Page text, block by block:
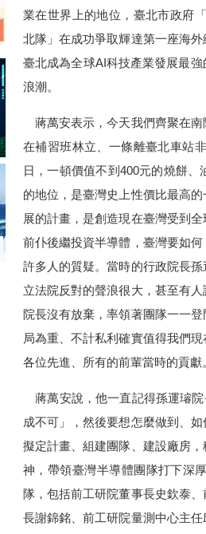
業在世界上的地位，臺北市政府
北隊」在成功爭取輝達第一座海
臺北成為全球AI科技產業發展最
浪潮。
蔣萬安表示，今天我們齊聚在南
在補習班林立、一條離臺北車站
日，一頓價值不到400元的燒餅
的地位，是臺灣史上性價比最高
展的計畫，是創造現在臺灣受到
前仆後繼投資半導體，臺灣要如
許多人的質疑。當時的行政院長
立法院反對的聲浪很大，甚至有
院長沒有放棄，率領著團隊一一
局為重、不計私利確實值得我們
各位先進、所有的前輩當時的貢獻
蔣萬安說，他一直記得孫運璿
成不可」，然後要想怎麼做到、
擬定計畫、組建團隊、建設廠房
神，帶領臺灣半導體團隊打下深
隊，包括前工研院董事長史欽泰
長謝錦銘、前工研院量測中心主